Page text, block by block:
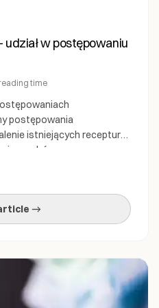
udział w postępowaniu
time
postępowania
istniejących receptur
grzybów oraz
Dowiedz się
→